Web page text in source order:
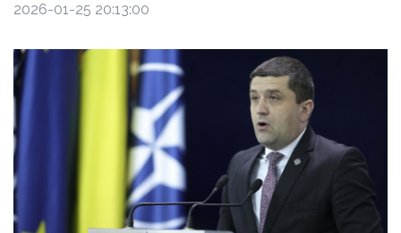
2026-01-25 20:13:00